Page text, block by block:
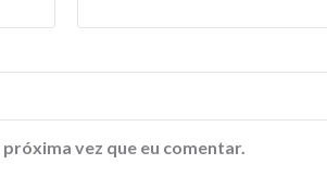
vez que eu comentar.